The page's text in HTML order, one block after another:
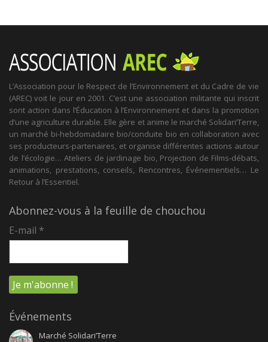
L’Association pour le Respect de l’Environnement et du Cadre de vie
(AREC) voit le jour en 2001. C’est une association militante qui inscrit
sont action dans l’Éducation à l’Environnement et dans la promotion
d’une agriculture durable. Elle gère et anime le marché Solidari’Terre,
un marché bi-hebdomadaire bio/conduite bio en collaboration avec
ses producteurs-partenaires, et organise différentes actions autour
de l’écologie… Ateliers de jardinage bio, Projection de Films-débats,
animations, prestations, conseils, Rencontres, Événementiels… Le
Retour à l’Essentiel.
Abonnez-vous à la feuille de chouchou
E-mail *
Événements
Marché Solidari’Terre